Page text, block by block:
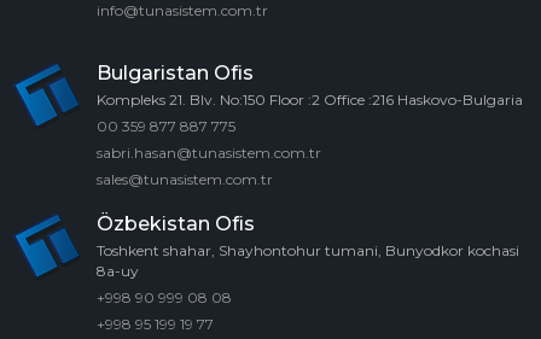
info@tunasistem.com.tr
Bulgaristan Ofis
Kompleks 21. Blv. No:150 Floor :2 Office :216 Haskovo-Bulgaria
00 359 877 887 775
sabri.hasan@tunasistem.com.tr
sales@tunasistem.com.tr
Özbekistan Ofis
Toshkent shahar, Shayhontohur tumani, Bunyodkor kochasi
8a-uy
+998 90 999 08 08
+998 95 199 19 77